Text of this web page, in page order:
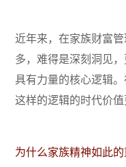
近年来，在家族财富
多，难得是深刻洞见
具有力量的核心逻辑
这样的逻辑的时代价值
为什么家族精神如此的